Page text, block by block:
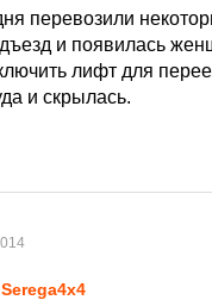
перевозили
и появилась
лифт для
и скрылась.
Serega4x4